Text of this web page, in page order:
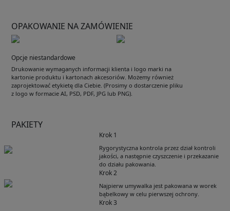
OPAKOWANIE NA ZAMÓWIENIE
Opcje niestandardowe
Drukowanie wymaganych informacji klienta i logo marki na
kartonie produktu i kartonach akcesoriów. Możemy również
zaprojektować etykietę dla Ciebie. (Prosimy o dostarczenie pliku
z logo w formacie AI, PSD, PDF, JPG lub PNG).
PAKIETY
Krok 1
Rygorystyczna kontrola przez dział kontroli
jakości, a następnie czyszczenie i przekazanie
do działu pakowania.
Krok 2
Najpierw umywalka jest pakowana w worek
bąbelkowy w celu pierwszej ochrony.
Krok 3